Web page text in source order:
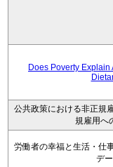
Does Poverty Explain
公共政策における非正規
規雇用へ
労働者の幸福と生活・仕
デ